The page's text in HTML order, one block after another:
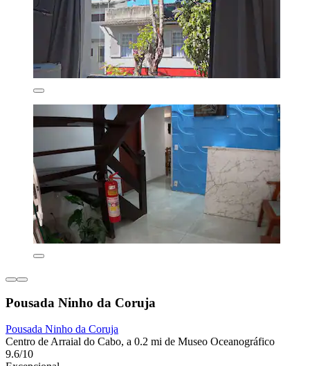
Pousada Ninho da Coruja
Pousada Ninho da Coruja
Centro de Arraial do Cabo, a 0.2 mi de Museo Oceanográfico
9.6/10